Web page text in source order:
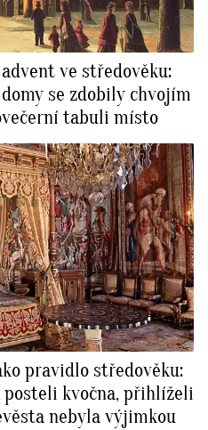
ve středověku:
se zdobily chvojím
tabuli místo
pravidlo středověku:
posteli kvočna, přihlíželi
nebyla výjimkou